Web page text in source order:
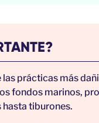
las prácticas más
fondos marinos,
tiburones.